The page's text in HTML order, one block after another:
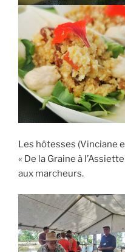
Les hôtesses (Vinciane
« De la Graine à
aux marcheurs.